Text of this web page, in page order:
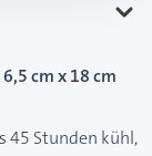
cm x 18 cm
45 Stunden kühl,